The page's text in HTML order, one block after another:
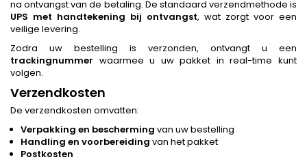
na ontvangst van de betaling. De standaard verzendmethode is
UPS met handtekening bij ontvangst, wat zorgt voor een
veilige levering.
Zodra uw bestelling is verzonden, ontvangt u een
trackingnummer waarmee u uw pakket in real-time kunt
volgen.
Verzendkosten
De verzendkosten omvatten:
Verpakking en bescherming van uw bestelling
Handling en voorbereiding van het pakket
Postkosten